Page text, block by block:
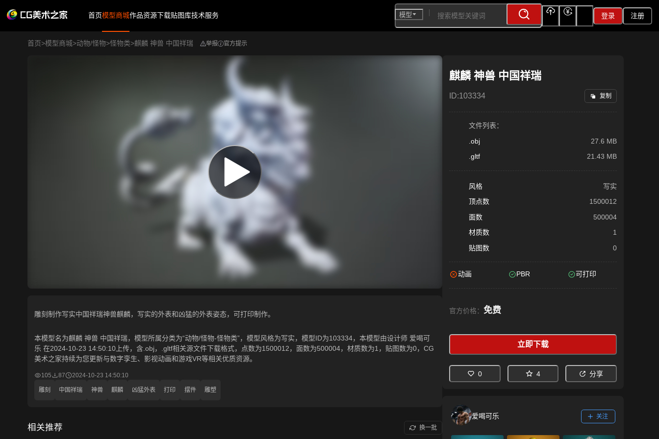
首页模型商城作品资源下载贴图库技术服务
模型
登录 注册
首页>模型商城>动物/怪物>怪物类>麒麟 神兽 中国祥瑞 举报 官方提示
雕刻制作写实中国祥瑞神兽麒麟，写实的外表和凶猛的外表姿态，可打印制作。
本模型名为麒麟 神兽 中国祥瑞，模型所属分类为“动物/怪物-怪物类”，模型风格为写实，模型ID为103334，本模型由设计师 爱喝可
乐 在2024-10-23 14:50:10上传，含.obj，.gltf相关源文件下载格式，点数为1500012，面数为500004，材质数为1，贴图数为0，CG
美术之家持续为您更新与数字孪生、影视动画和游戏VR等相关优质资源。
105 87 2024-10-23 14:50:10
雕刻 中国祥瑞 神兽 麒麟 凶猛外表 打印 摆件 雕塑
相关推荐 换一批
麒麟 神兽 中国祥瑞
ID:103334 复制
文件列表：
.obj
27.6 MB
.gltf
21.43 MB
风格
写实
顶点数
1500012
面数
500004
材质数
1
贴图数
0
动画 PBR 可打印
官方价格： 免费
立即下载
0 4 分享
爱喝可乐 关注